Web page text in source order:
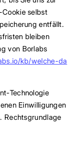
selbst
entfällt.
bleiben
von Borlabs
kb/welche-da
Technologie
Einwilligungen
Rechtsgrundlage